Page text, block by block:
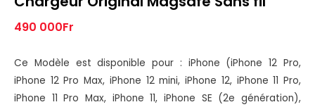
490 000Fr
Ce Modèle est disponible pour : iPhone (iPhone 12 Pro,
iPhone 12 Pro Max, iPhone 12 mini, iPhone 12, iPhone 11 Pro,
iPhone 11 Pro Max, iPhone 11, iPhone SE (2e génération),